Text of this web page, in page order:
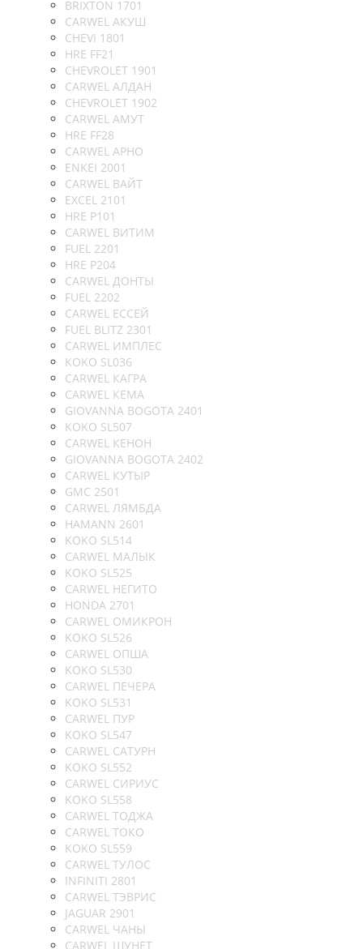
BRIXTON 1701
CARWEL АКУШ
CHEVI 1801
HRE FF21
CHEVROLET 1901
CARWEL АЛДАН
CHEVROLET 1902
CARWEL АМУТ
HRE FF28
CARWEL АРНО
ENKEI 2001
CARWEL ВАЙТ
EXCEL 2101
HRE P101
CARWEL ВИТИМ
FUEL 2201
HRE P204
CARWEL ДОНТЫ
FUEL 2202
CARWEL ЕССЕЙ
FUEL BLITZ 2301
CARWEL ИМПЛЕС
KOKO SL036
CARWEL КАГРА
CARWEL КЕМА
GIOVANNA BOGOTA 2401
KOKO SL507
CARWEL КЕНОН
GIOVANNA BOGOTA 2402
CARWEL КУТЫР
GMC 2501
CARWEL ЛЯМБДА
HAMANN 2601
KOKO SL514
CARWEL МАЛЫК
KOKO SL525
CARWEL НЕГИТО
HONDA 2701
CARWEL ОМИКРОН
KOKO SL526
CARWEL ОПША
KOKO SL530
CARWEL ПЕЧЕРА
KOKO SL531
CARWEL ПУР
KOKO SL547
CARWEL САТУРН
KOKO SL552
CARWEL СИРИУС
KOKO SL558
CARWEL ТОДЖА
CARWEL ТОКО
KOKO SL559
CARWEL ТУЛОС
INFINITI 2801
CARWEL ТЭВРИС
JAGUAR 2901
CARWEL ЧАНЫ
CARWEL ШУНЕТ